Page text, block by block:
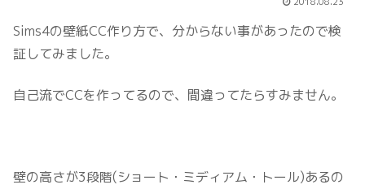
Sims4の壁紙CC作り方で、分からない事があったので検
証してみました。
自己流でCCを作ってるので、間違ってたらすみません。
壁の高さが3段階(ショート・ミディアム・トール)あるの